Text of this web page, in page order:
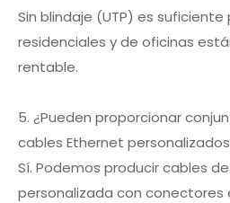
Sin blindaje (UTP) es suficiente
residenciales y de oficinas
rentable.
5. ¿Pueden proporcionar
cables Ethernet
Sí. Podemos producir cables
personalizada con conectores